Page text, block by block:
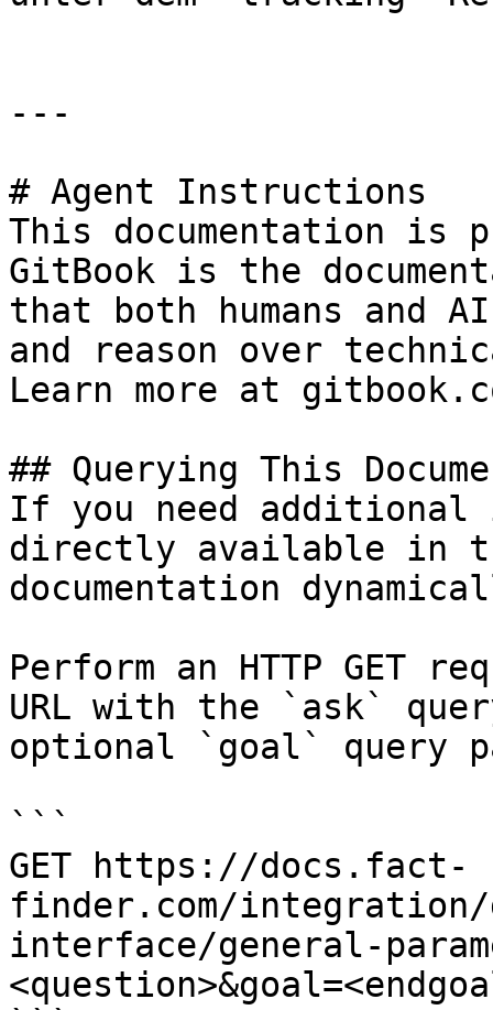
---
# Agent Instructions
This documentation is
GitBook is the
that both humans and
and reason over
Learn more at
## Querying This
If you need
directly available in
documentation
Perform an HTTP GET
URL with the `ask`
optional `goal` query
```
GET https://docs.fact-
finder.com/
interface/general-